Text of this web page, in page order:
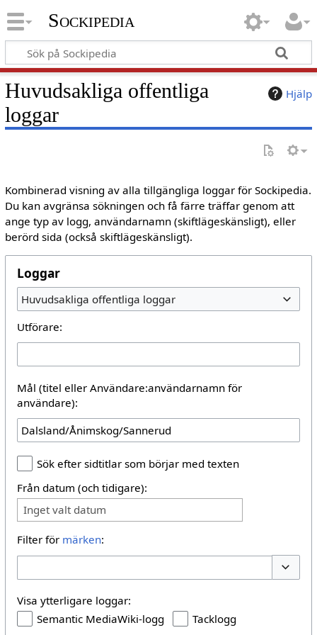
Sockipedia
Hjälp
Huvudsakliga offentliga
loggar
Kombinerad visning av alla tillgängliga loggar för Sockipedia.
Du kan avgränsa sökningen och få färre träffar genom att
ange typ av logg, användarnamn (skiftlägeskänsligt), eller
berörd sida (också skiftlägeskänsligt).
Loggar
Huvudsakliga offentliga loggar
Utförare:
Mål (titel eller Användare:användarnamn för
användare):
Sök efter sidtitlar som börjar med texten
Från datum (och tidigare):
Inget valt datum
Filter för märken:
Visa ytterligare loggar:
Semantic MediaWiki-logg
Tacklogg